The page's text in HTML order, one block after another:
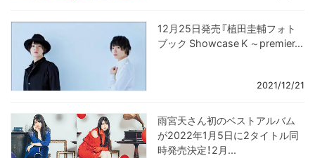
12月25日発売『植田圭輔フォト
ブック Showcase K ～premier...
2021/12/21
雨宮天さん初のベストアルバム
が2022年1月5日に2タイトル同
時発売決定！2月...